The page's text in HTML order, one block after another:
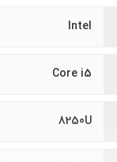
Intel
Core i5
8250U